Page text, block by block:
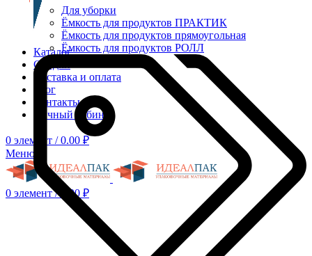
Каталог
Скидки
Доставка и оплата
Блог
Контакты
Личный кабинет
0 элемент / 0.00 ₽
Меню
0 элемент / 0.00 ₽
Для уборки
Ёмкость для продуктов ПРАКТИК
Ёмкость для продуктов прямоугольная
Ёмкость для продуктов РОЛЛ